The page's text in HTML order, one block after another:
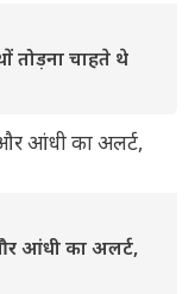
तोड़ना चाहते थे
आंधी का अलर्ट,